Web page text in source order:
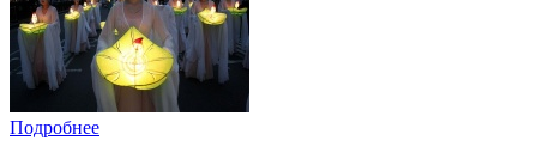
Подробнее